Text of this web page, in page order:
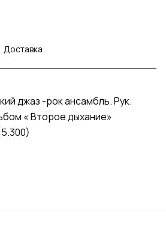
Доставка
джаз -рок ансамбль. Рук.
« Второе дыхание»